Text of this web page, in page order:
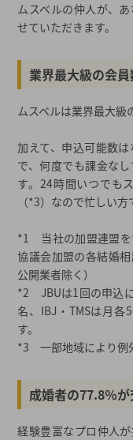
ムスベルの仲人が、
せていただきます。
業界最大級の会
ムスベルは業界最大級
加えて、申込可能数
で、何度でも課金な
す。24時間いつでも
（*3）なので忙しい方
*1 当社の加盟連盟を
協議会加盟の各結婚
公開業者除く）
*2 JBUは1回の申込
名、IBJ・TMSは月各
す。
*3 一部地域により例
成婚者の77.8％
経験豊富なプロ仲人